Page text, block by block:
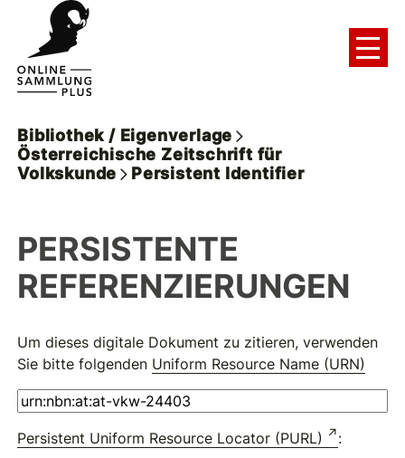
Bibliothek / Eigenverlage
Österreichische Zeitschrift für
Volkskunde
Persistent Identifier
PERSISTENTE
REFERENZIERUNGEN
Um dieses digitale Dokument zu zitieren, verwenden
Sie bitte folgenden Uniform Resource Name (URN)
Persistent Uniform Resource Locator (PURL) :